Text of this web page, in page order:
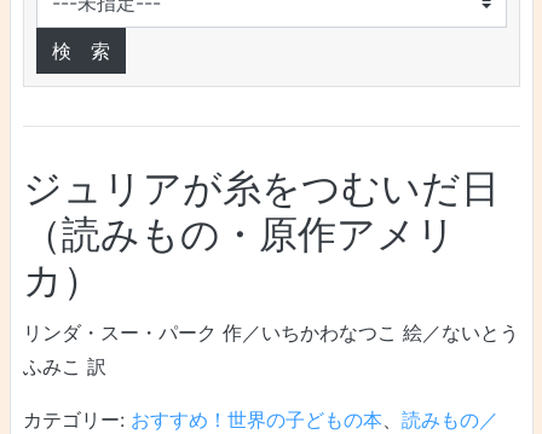
ジュリアが糸をつむいだ日
（読みもの・原作アメリ
カ）
リンダ・スー・パーク 作／いちかわなつこ 絵／ないとう
ふみこ 訳
カテゴリー: おすすめ！世界の子どもの本、 読みもの／